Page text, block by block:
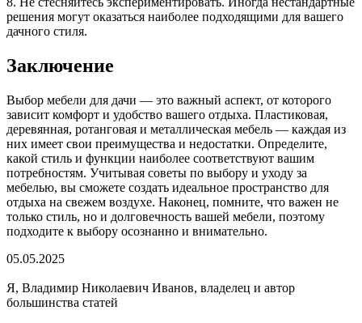
решения могут оказаться наиболее подходящими для вашего
дачного стиля.
Заключение
Выбор мебели для дачи — это важный аспект, от которого
зависит комфорт и удобство вашего отдыха. Пластиковая,
деревянная, ротанговая и металлическая мебель — каждая из
них имеет свои преимущества и недостатки. Определите,
какой стиль и функции наиболее соответствуют вашим
потребностям. Учитывая советы по выбору и уходу за
мебелью, вы сможете создать идеальное пространство для
отдыха на свежем воздухе. Наконец, помните, что важен не
только стиль, но и долговечность вашей мебели, поэтому
подходите к выбору осознанно и внимательно.
05.05.2025
Я, Владимир Николаевич Иванов, владелец и автор
большинства статей